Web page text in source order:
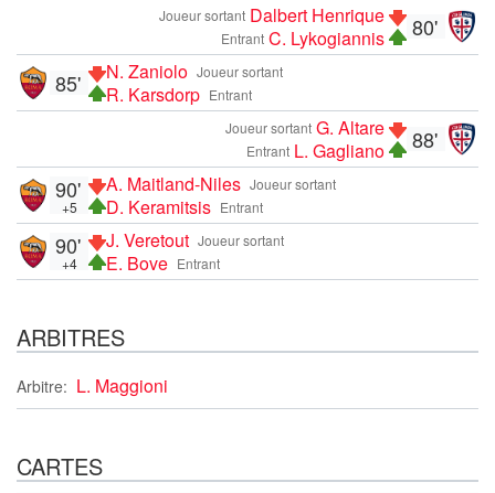
80'
Joueur sortant Dalbert Henrique
Entrant C. Lykogiannis
Joueur sortant
N. Zaniolo
Entrant
R. Karsdorp
85'
88'
Joueur sortant G. Altare
Entrant L. Gagliano
Joueur sortant
A. Maitland-Niles
Entrant
D. Keramitsis
90'
+5
Joueur sortant
J. Veretout
Entrant
E. Bove
90'
+4
ARBITRES
Arbitre: L. Maggioni
CARTES